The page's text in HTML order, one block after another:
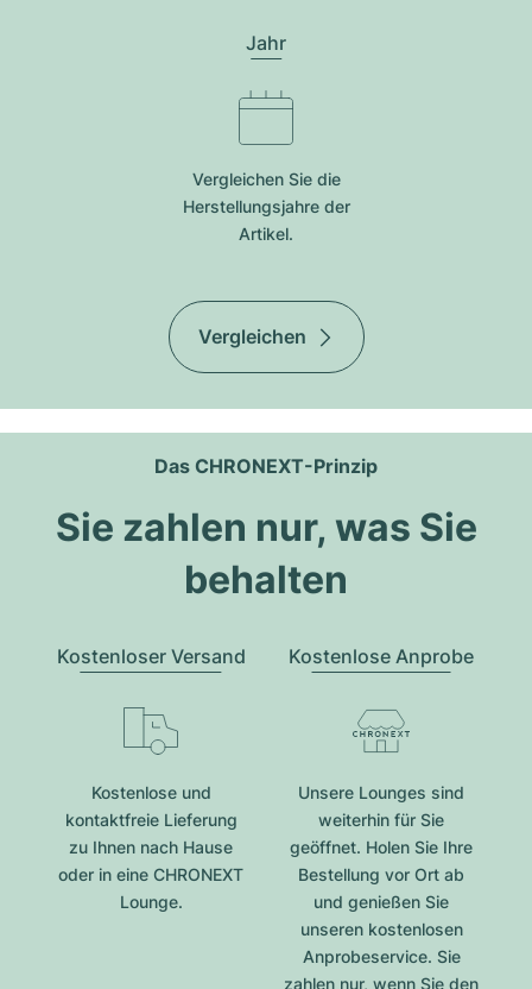
Jahr
Vergleichen Sie die
Herstellungsjahre der
Artikel.
Vergleichen
Das CHRONEXT-Prinzip
Sie zahlen nur, was Sie
behalten
Kostenloser Versand
Kostenlose und
kontaktfreie Lieferung
zu Ihnen nach Hause
oder in eine CHRONEXT
Lounge.
Kostenlose Anprobe
Unsere Lounges sind
weiterhin für Sie
geöffnet. Holen Sie Ihre
Bestellung vor Ort ab
und genießen Sie
unseren kostenlosen
Anprobeservice. Sie
zahlen nur, wenn Sie den